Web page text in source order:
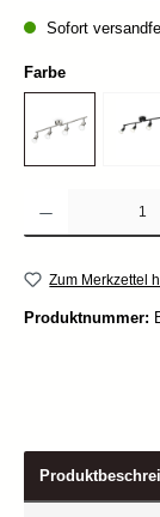
Sofort
Farbe
Produkt Anzahl: Gib
Zum Merkzettel
Produktnummer: